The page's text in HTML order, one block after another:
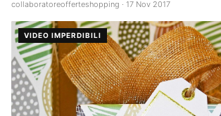
collaboratoreofferteshopping · 17 Nov 2017
VIDEO IMPERDIBILI